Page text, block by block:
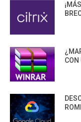
CON